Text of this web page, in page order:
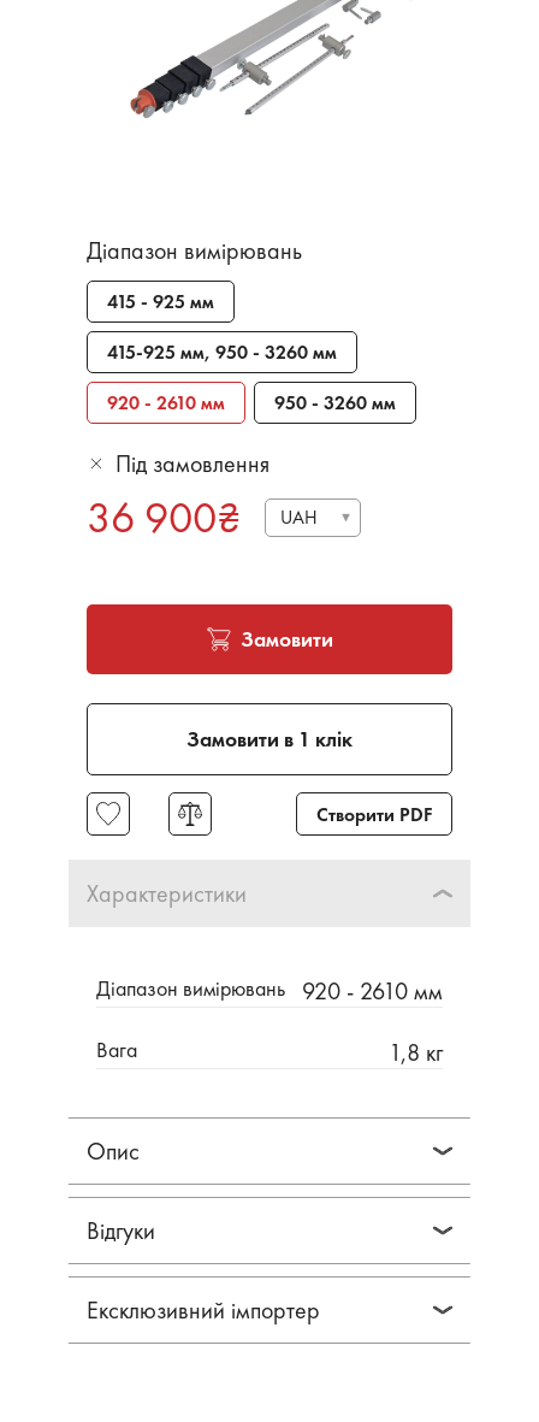
Діапазон вимірювань
415 - 925 мм
415-925 мм, 950 - 3260 мм
920 - 2610 мм
950 - 3260 мм
Під замовлення
36 900₴ UAH
Замовити
Замовити в 1 клік
Створити PDF
Характеристики
Діапазон вимірювань 920 - 2610 мм
Вага 1,8 кг
Опис
Відгуки
Ексклюзивний імпортер